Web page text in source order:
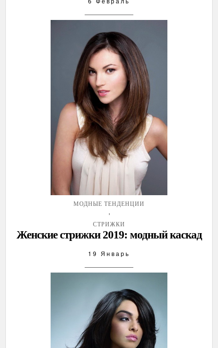
МОДНЫЕ ТЕНДЕНЦИИ
,
СТРИЖКИ
Женские стрижки 2019: модный каскад
19 Январь